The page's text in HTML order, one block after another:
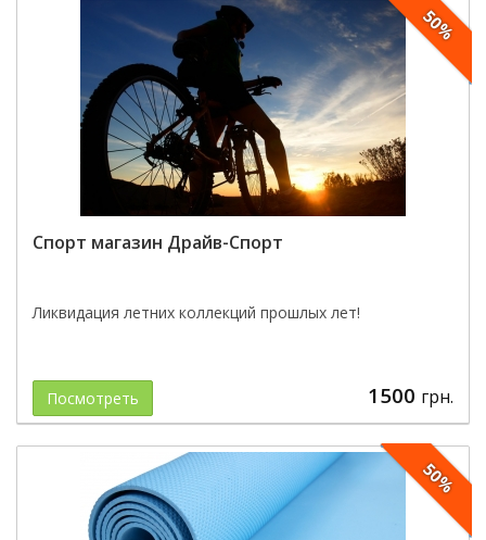
50%
Спорт магазин Драйв-Спорт
Ликвидация летних коллекций прошлых лет!
Посмотреть 1500 грн.
50%